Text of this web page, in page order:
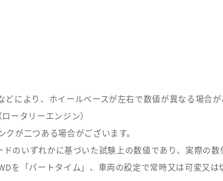
により、ホイールベースが左右で数値が異なる場合が
ータリーエンジン）
が二つある場合がございます。
のいずれかに基づいた試験上の数値であり、実際の数
を「パートタイム」、車両の設定で常時又は可変又